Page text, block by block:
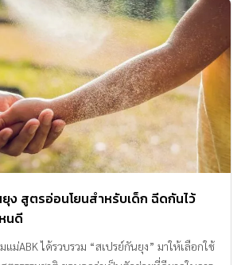
ยุง สูตรอ่อนโยนสำหรับเด็ก ฉีดกันไว้
นดี
แม่ABK ได้รวบรวม “สเปรย์กันยุง” มาให้เลือกใช้